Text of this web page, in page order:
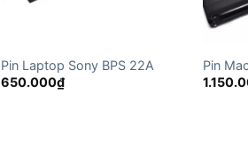
Pin Laptop Sony BPS 22A
650.000₫
Pin